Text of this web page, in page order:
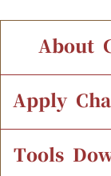
About
Chinese
IDS
Apply
Font
Tools